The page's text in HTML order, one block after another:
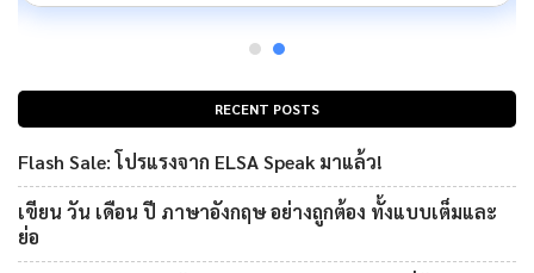
RECENT POSTS
Flash Sale: โปรแรงจาก ELSA Speak มาแล้ว!
เขียน วัน เดือน ปี ภาษาอังกฤษ อย่างถูกต้อง ทั้งแบบเต็มและ
ย่อ